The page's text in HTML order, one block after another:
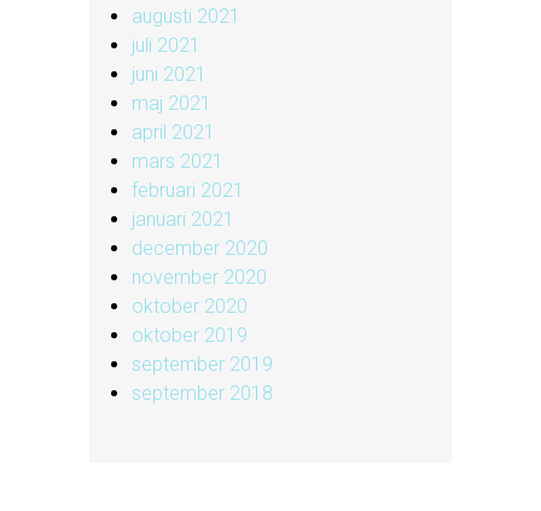
augusti 2021
juli 2021
juni 2021
maj 2021
april 2021
mars 2021
februari 2021
januari 2021
december 2020
november 2020
oktober 2020
oktober 2019
september 2019
september 2018